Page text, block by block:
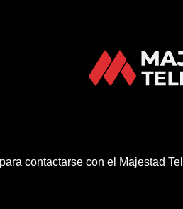
contactarse con el Majestad